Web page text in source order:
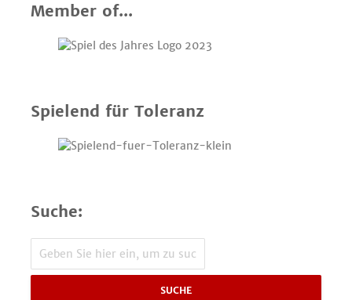
Member of...
Spielend für Toleranz
Suche:
SUCHE